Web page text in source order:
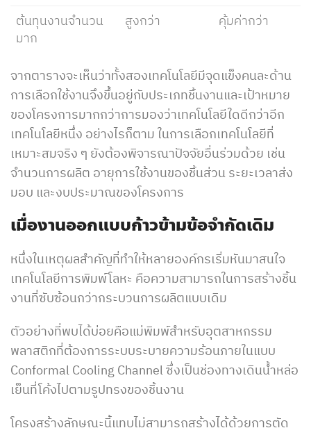
ต้นทุนงานจำนวน
มาก
สูงกว่า คุ้มค่ากว่า
จากตารางจะเห็นว่าทั้งสองเทคโนโลยีมีจุดแข็งคนละด้าน
การเลือกใช้งานจึงขึ้นอยู่กับประเภทชิ้นงานและเป้าหมาย
ของโครงการมากกว่าการมองว่าเทคโนโลยีใดดีกว่าอีก
เทคโนโลยีหนึ่ง อย่างไรก็ตาม ในการเลือกเทคโนโลยีที่
เหมาะสมจริง ๆ ยังต้องพิจารณาปัจจัยอื่นร่วมด้วย เช่น
จำนวนการผลิต อายุการใช้งานของชิ้นส่วน ระยะเวลาส่ง
มอบ และงบประมาณของโครงการ
เมื่องานออกแบบก้าวข้ามข้อจำกัดเดิม
หนึ่งในเหตุผลสำคัญที่ทำให้หลายองค์กรเริ่มหันมาสนใจ
เทคโนโลยีการพิมพ์โลหะ คือความสามารถในการสร้างชิ้น
งานที่ซับซ้อนกว่ากระบวนการผลิตแบบเดิม
ตัวอย่างที่พบได้บ่อยคือแม่พิมพ์สำหรับอุตสาหกรรม
พลาสติกที่ต้องการระบบระบายความร้อนภายในแบบ
Conformal Cooling Channel ซึ่งเป็นช่องทางเดินน้ำหล่อ
เย็นที่โค้งไปตามรูปทรงของชิ้นงาน
โครงสร้างลักษณะนี้แทบไม่สามารถสร้างได้ด้วยการตัด